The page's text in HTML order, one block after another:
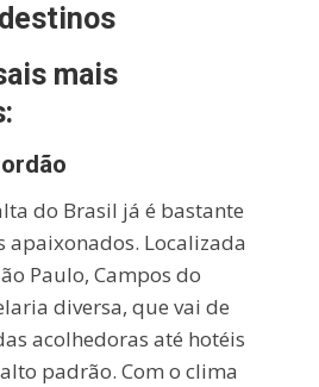
mais
do Brasil já é bastante
apaixonados. Localizada
Paulo, Campos do
diversa, que vai de
acolhedoras até hotéis
padrão. Com o clima